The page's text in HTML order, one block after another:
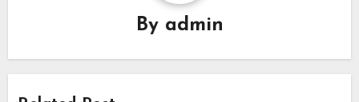
By admin